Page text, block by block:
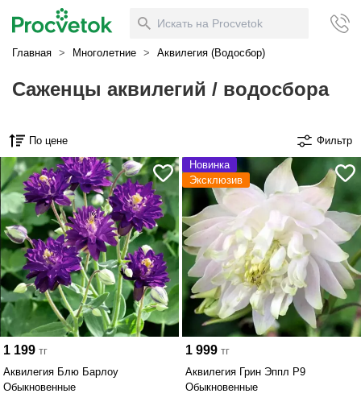
Главная > Многолетние > Аквилегия (Водосбор)
Саженцы аквилегий / водосбора
По цене Фильтр
1 199тг
Аквилегия Блю Барлоу
Обыкновенные
Новинка
Эксклюзив
1 999тг
Аквилегия Грин Эппл Р9
Обыкновенные